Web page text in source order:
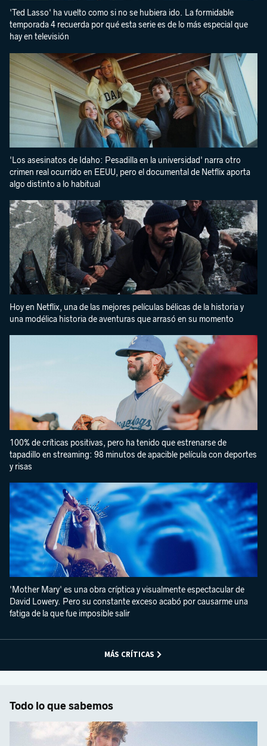
'Ted Lasso' ha vuelto como si no se hubiera ido. La formidable
temporada 4 recuerda por qué esta serie es de lo más especial que
hay en televisión
'Los asesinatos de Idaho: Pesadilla en la universidad' narra otro
crimen real ocurrido en EEUU, pero el documental de Netflix aporta
algo distinto a lo habitual
Hoy en Netflix, una de las mejores películas bélicas de la historia y
una modélica historia de aventuras que arrasó en su momento
100% de críticas positivas, pero ha tenido que estrenarse de
tapadillo en streaming: 98 minutos de apacible película con deportes
y risas
'Mother Mary' es una obra críptica y visualmente espectacular de
David Lowery. Pero su constante exceso acabó por causarme una
fatiga de la que fue imposible salir
MÁS CRÍTICAS
Todo lo que sabemos